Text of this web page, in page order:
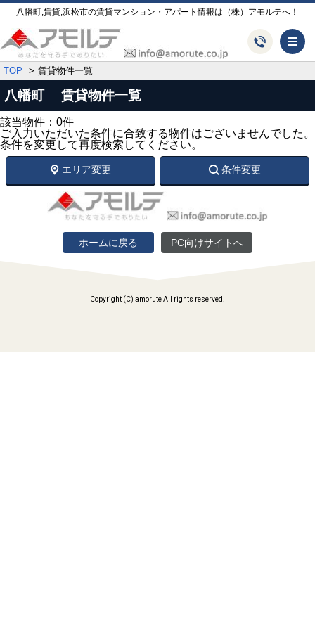
八幡町,賃貸,浜松市の賃貸マンション・アパート情報は（株）アモルテへ！
TOP 賃貸物件一覧
八幡町 賃貸物件一覧
該当物件：0件
ご入力いただいた条件に合致する物件はございませんでした。
条件を変更して再度検索してください。
エリア変更 条件変更
ホームに戻る PC向けサイトへ
Copyright (C) amorute All rights reserved.